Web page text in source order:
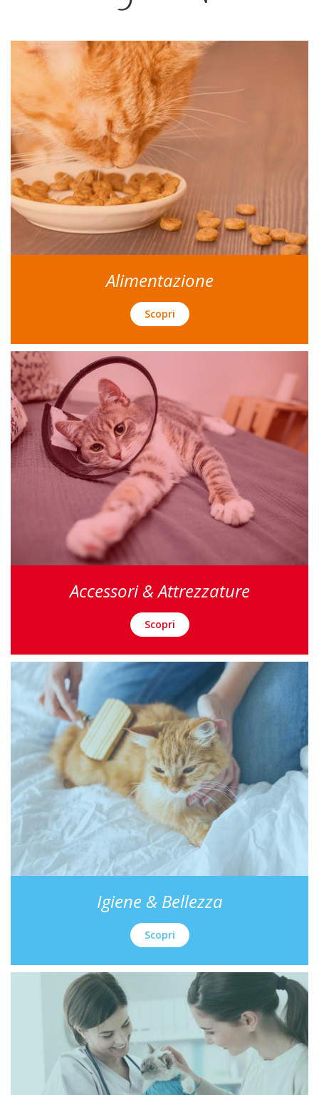
Alimentazione
Scopri
Accessori & Attrezzature
Scopri
Igiene & Bellezza
Scopri